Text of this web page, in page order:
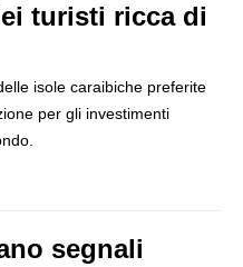
turisti ricca di
isole caraibiche preferite
per gli investimenti
segnali